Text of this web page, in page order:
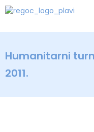
Humanitarni
2011.